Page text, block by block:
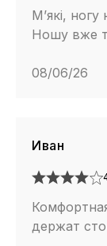
М’які, ногу
Ношу вже
08/06/26
Иван
держат